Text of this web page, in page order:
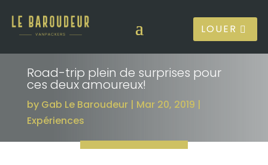
LOUER
Road-trip plein de surprises pour
ces deux amoureux!
by Gab Le Baroudeur
Mar 20, 2019
Expériences